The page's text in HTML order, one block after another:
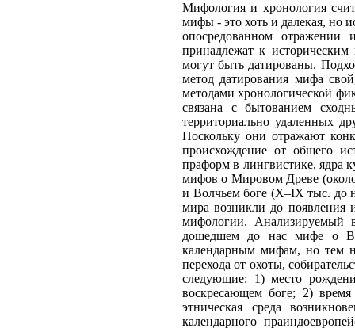
Мифология и хронология
мифы - это хоть и далекая, но
опосредованном
принадлежат к историческим
могут быть датированы.
метод датирования мифа
методами хронологической
связана с бытованием
территориально удаленных
Поскольку они отражают
происхождение от общего
праформ в лингвистике, ядра
мифов о Мировом Древе
и Волчьем боге (X–IX тыс. до
мира возникли до появления
мифологии. Анализируемый
дошедшем до нас мифе о
календарным мифам, но тем
перехода от охоты,
следующие: 1) место
воскресающем боге; 2)
этническая среда
календарного